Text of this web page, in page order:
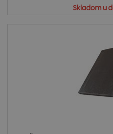
Skladom u